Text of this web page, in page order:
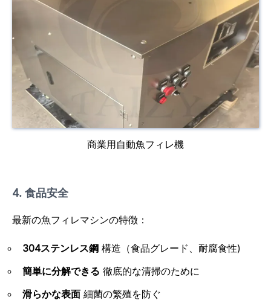
商業用自動魚フィレ機
4. 食品安全
最新の魚フィレマシンの特徴：
304ステンレス鋼 構造（食品グレード、耐腐食性)
簡単に分解できる 徹底的な清掃のために
滑らかな表面 細菌の繁殖を防ぐ